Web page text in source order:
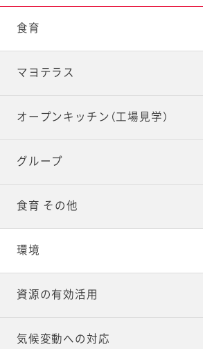
食育
マヨテラス
オープンキッチン（工場見学）
グループ
食育 その他
環境
資源の有効活用
気候変動への対応